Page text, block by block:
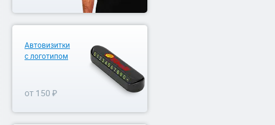
Автовизитки
с логотипом
от 150 ₽